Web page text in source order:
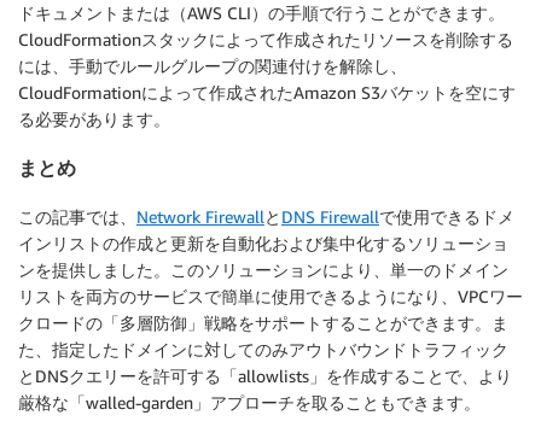
ドキュメントまたは（AWS CLI）の手順で行うことができます。
CloudFormationスタックによって作成されたリソースを削除する
には、手動でルールグループの関連付けを解除し、
CloudFormationによって作成されたAmazon S3バケットを空にす
る必要があります。
まとめ
この記事では、 Network Firewallと DNS Firewallで使用できるドメ
インリストの作成と更新を自動化および集中化するソリューショ
ンを提供しました。このソリューションにより、単一のドメイン
リストを両方のサービスで簡単に使用できるようになり、VPCワー
クロードの「多層防御」戦略をサポートすることができます。ま
た、指定したドメインに対してのみアウトバウンドトラフィック
とDNSクエリーを許可する「allowlists」を作成することで、より
厳格な「walled-garden」アプローチを取ることもできます。